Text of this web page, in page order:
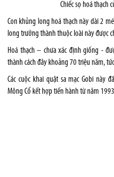
Chiếc sọ hoá thạch
Con khủng long hoá thạch này dài 2
long trưởng thành thuộc loài này được
Hoá thạch – chưa xác định giống -
thành cách đây khoảng 70 triệu năm,
Các cuộc khai quật sa mạc Gobi này
Mông Cổ kết hợp tiến hành từ năm